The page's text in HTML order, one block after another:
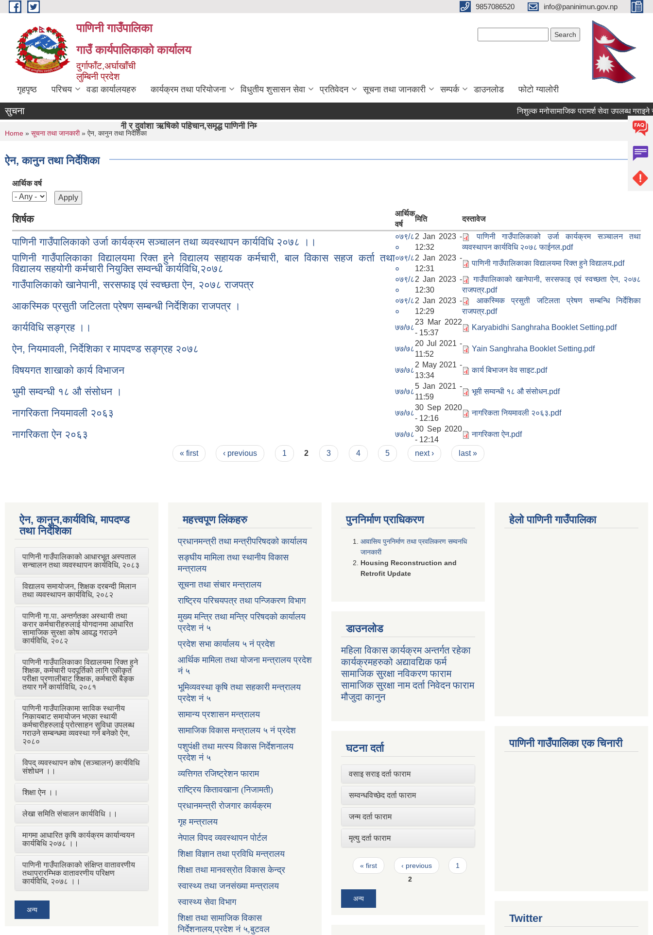
Skip to main content 9857086520 info@paninimun.gov.np
पाणिनी गाउँपालिका
गाउँ कार्यपालिकाको कार्यालय
दुर्गाफाँट,अर्घाखाँची
लुम्बिनी प्रदेश
गृहपृष्ठ परिचय वडा कार्यालयहरु कार्यक्रम तथा परियोजना विधुतीय शुसासन सेवा प्रतिवेदन सूचना तथा जानकारी सम्पर्क डाउनलोड फोटो ग्यालोरी
"पाणिनी र दुर्वाशा ऋषिको पहिचान,समृद्ध पाणिनी निर्माण हाम्रो अभीयान"।
सुचना निशुल्क मनोसामाजिक परामर्श सेवा उपलब्ध गराइने
You are here
Home » सूचना तथा जानकारी» ऐन, कानुन तथा निर्देशिका
ऐन, कानुन तथा निर्देशिका
आर्थिक वर्ष
शिर्षक
आर्थिक
वर्ष
मिति दस्तावेज
पाणिनी गाउँपालिकाको उर्जा कार्यक्रम सञ्चालन तथा व्यवस्थापन कार्यविधि २०७८ ।।
०७९/८
०
2 Jan 2023 -
12:32
पाणिनी गाउँपालिकाको उर्जा कार्यक्रम सञ्चालन तथा
व्यवस्थापन कार्यविधि २०७८ फाईनल.pdf
पाणिनी गाउँपालिकाका विद्यालयमा रिक्त हुने विद्यालय सहायक कर्मचारी, बाल विकास सहज कर्ता तथा
विद्यालय सहयोगी कर्मचारी नियुक्ति सम्वन्धी कार्यविधि,२०७८
०७९/८
०
2 Jan 2023 -
12:31
पाणिनी गाउँपालिकाका विद्यालयमा रिक्त हुने विद्यालय.pdf
गाउँपालिकाको खानेपानी, सरसफाइ एवं स्वच्छता ऐन, २०७८ राजपत्र
०७९/८
०
2 Jan 2023 -
12:30
गाउँपालिकाको खानेपानी, सरसफाइ एवं स्वच्छता ऐन, २०७८
राजपत्र.pdf
आकस्मिक प्रसुती जटिलता प्रेषण सम्बन्धी निर्देशिका राजपत्र ।
०७९/८
०
2 Jan 2023 -
12:29
आकस्मिक प्रसुती जटिलता प्रेषण सम्बन्धि निर्देशिका
राजपत्र.pdf
कार्यविधि सङ्ग्रह ।। ७७/७८
23 Mar 2022
- 15:37
Karyabidhi Sanghraha Booklet Setting.pdf
ऐन, नियमावली, निर्देशिका र मापदण्ड सङ्ग्रह २०७८ ७७/७८
20 Jul 2021 -
11:52
Yain Sanghraha Booklet Setting.pdf
विषयगत शाखाको कार्य विभाजन ७७/७८
2 May 2021 -
13:34
कार्य बिभाजन वेव साइट.pdf
भुमी सम्वन्धी १८ औ संसोधन । ७७/७८
5 Jan 2021 -
11:59
भूमी सम्वन्धी १८ औ संसोधन.pdf
नागरिकता नियमावली २०६३ ७७/७८
30 Sep 2020
- 12:16
नागरिकता नियमावली २०६३.pdf
नागरिकता ऐन २०६३ ७७/७८
30 Sep 2020
- 12:14
नागरिकता ऐन.pdf
« first ‹ previous 1 2 3 4 5 next › last »
ऐन, कानुन,कार्यविधि, मापदण्ड
तथा निर्देशिका
पाणिनी गाउँपालिकाको आधारभूत अस्पताल
सन्चालन तथा व्यवस्थापन कार्यविधि, २०८३
विद्यालय समायोजन, शिक्षक दरबन्दी मिलान
तथा व्यवस्थापन कार्यविधि, २०८२
पाणिनी गा.पा. अन्तर्गतका अस्थायी तथा
करार कर्मचारीहरुलाई योगदानमा आधारित
सामाजिक सुरक्षा कोष आवद्ध गराउने
कार्यविधि, २०८२
पाणिनी गाउँपालिकाका विद्यालयमा रिक्त हुने
शिक्षक, कर्मचारी पदपूर्तिको लागि एकीकृत
परीक्षा प्रणालीबाट शिक्षक, कर्मचारी बैङ्क
तयार गर्ने कार्याविधि, २०८१
पाणिनी गाउँपालिकामा साविक स्थानीय
निकायबाट समायोजन भएका स्थायी
कर्मचारीहरुलाई प्रोत्साहन सुविधा उपलब्ध
गराउने सम्बन्धमा व्यवस्था गर्न बनेको ऐन,
२०८०
विपद् व्यवस्थापन कोष (सञ्चालन) कार्यविधि
संशोधन ।।
शिक्षा ऐन ।।
लेखा समिति संचालन कार्यविधि ।।
मागमा आधारित कृषि कार्यक्रम कार्यान्वयन
कार्यबिधि २०७८ ।।
पाणिनी गाउँपालिकाको संक्षिप्त वातावरणीय
तथाप्रारम्भिक वातावरणीय परिक्षण
कार्यविधि, २०७८ ।।
अन्य
महत्त्वपूण लिंकहरु
प्रधानमन्त्री तथा मन्त्रीपरिषदको कार्यालय
सङ्घीय मामिला तथा स्थानीय विकास
मन्त्रालय
सूचना तथा संचार मन्त्रालय
राष्ट्रिय परिचयपत्र तथा पन्जिकरण विभाग
मुख्य मन्त्रि तथा मन्त्रि परिषदको कार्यालय
प्रदेश नं ५
प्रदेश सभा कार्यालय ५ नं प्रदेश
आर्थिक मामिला तथा योजना मन्त्रालय प्रदेश
नं ५
भूमिव्यवस्था कृषि तथा सहकारी मन्त्रालय
प्रदेश नं ५
सामान्य प्रशासन मन्त्रालय
सामाजिक विकास मन्त्रालय ५ नं प्रदेश
पशुपंक्षी तथा मत्स्य विकास निर्देशनालय
प्रदेश नं ५
व्यत्तिगत रजिष्ट्रेशन फाराम
राष्ट्रिय कितावखाना (निजामती)
प्रधानमन्त्री रोजगार कार्यक्रम
गृह मन्त्रालय
नेपाल विपद व्यवस्थापन पोर्टल
शिक्षा विज्ञान तथा प्रविधि मन्त्रालय
शिक्षा तथा मानवस्रोत विकास केन्द्र
स्वास्थ्य तथा जनसंख्या मन्त्रालय
स्वास्थ्य सेवा विभाग
शिक्षा तथा सामाजिक विकास
निर्देशनालय,प्रदेश नं ५,बुटवल
पुननिर्माण प्राधिकरण
आवासिय पुननिर्माण तथा प्रवलिकरण सम्वनधि
जानकारी
Housing Reconstruction and
Retrofit Update
डाउनलोड
महिला विकास कार्यक्रम अन्तर्गत रहेका
कार्यक्रमहरुको अद्यावद्यिक फर्म
सामाजिक सुरक्षा नविकरण फाराम
सामाजिक सुरक्षा नाम दर्ता निवेदन फाराम
मौजुदा कानुन
घटना दर्ता
वसाइ सराइ दर्ता फाराम
सम्वन्धविच्छेद दर्ता फाराम
जन्म दर्ता फाराम
मृत्यु दर्ता फाराम
Pages
« first ‹ previous
1
2
अन्य
हेलो पाणिनी गाउँपालिका
पाणिनी गाउँपालिका एक चिनारी
Twitter